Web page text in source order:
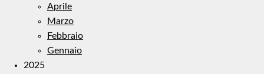
Aprile
Marzo
Febbraio
Gennaio
2025